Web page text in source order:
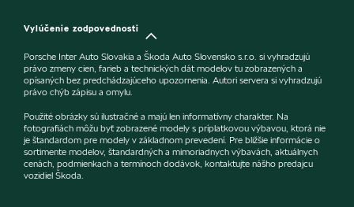
Vylúčenie zodpovednosti
Porsche Inter Auto Slovakia a Škoda Auto Slovensko s.r.o. si vyhradzujú
právo zmeny cien, farieb a technických dát modelov tu zobrazených a
opísaných bez predchádzajúceho upozornenia. Autori servera si vyhradzujú
právo chýb zápisu a omylu.
Použité obrázky sú ilustračné a majú len informatívny charakter. Na
fotografiách môžu byť zobrazené modely s príplatkovou výbavou, ktorá nie
je štandardom pre modely v základnom prevedení. Pre bližšie informácie o
sortimente modelov, štandardných a mimoriadnych výbavách, aktuálnych
cenách, podmienkach a termínoch dodávok, kontaktujte nášho predajcu
vozidiel Škoda.